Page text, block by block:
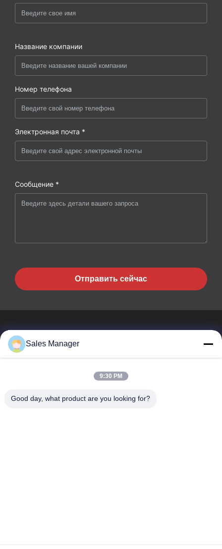
Название компании
Номер телефона
Электронная почта *
Сообщение *
Отправить сейчас
Вы не только покупаете сталь, Вы но и покупаете любовь,
Быстрые Ссылки
Sales Manager
9:30 PM
Good day, what product are you looking for?